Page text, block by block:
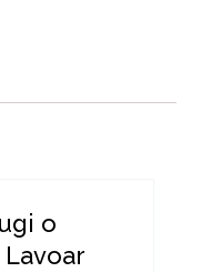
o
Lavoar